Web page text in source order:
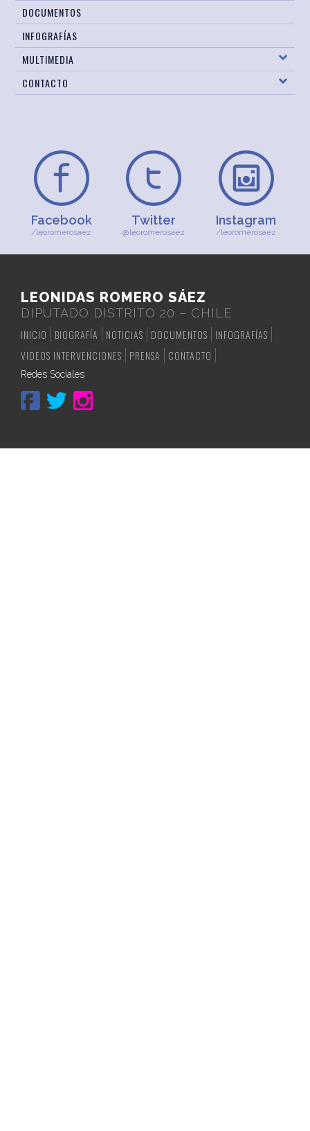
DOCUMENTOS
INFOGRAFÍAS
MULTIMEDIA
CONTACTO
Facebook
/leoromerosaez
Twitter
@leoromerosaez
Instagram
/leoromerosaez
LEONIDAS ROMERO SÁEZ
DIPUTADO DISTRITO 20 – CHILE
INICIO
BIOGRAFÍA NOTICIAS DOCUMENTOS
INFOGRAFÍAS
VIDEOS INTERVENCIONES
PRENSA CONTACTO
Redes Sociales